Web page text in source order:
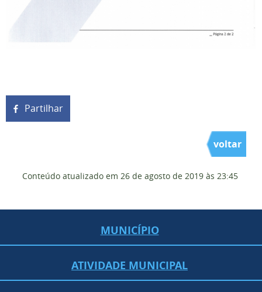
Partilhar
voltar
Conteúdo atualizado em 26 de agosto de 2019 às 23:45
MUNICÍPIO
ATIVIDADE MUNICIPAL